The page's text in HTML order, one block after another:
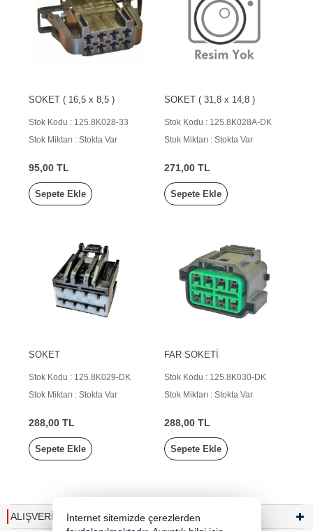
SOKET ( 16,5 x 8,5 )
Stok Kodu : 125.8K028-33
Stok Miktarı : Stokta Var
95,00 TL
Sepete Ekle
SOKET ( 31,8 x 14,8 )
Stok Kodu : 125.8K028A-DK
Stok Miktarı : Stokta Var
271,00 TL
Sepete Ekle
SOKET
Stok Kodu : 125.8K029-DK
Stok Miktarı : Stokta Var
288,00 TL
Sepete Ekle
FAR SOKETİ
Stok Kodu : 125.8K030-DK
Stok Miktarı : Stokta Var
288,00 TL
Sepete Ekle
ALIŞVERİŞ
İnternet sitemizde çerezlerden